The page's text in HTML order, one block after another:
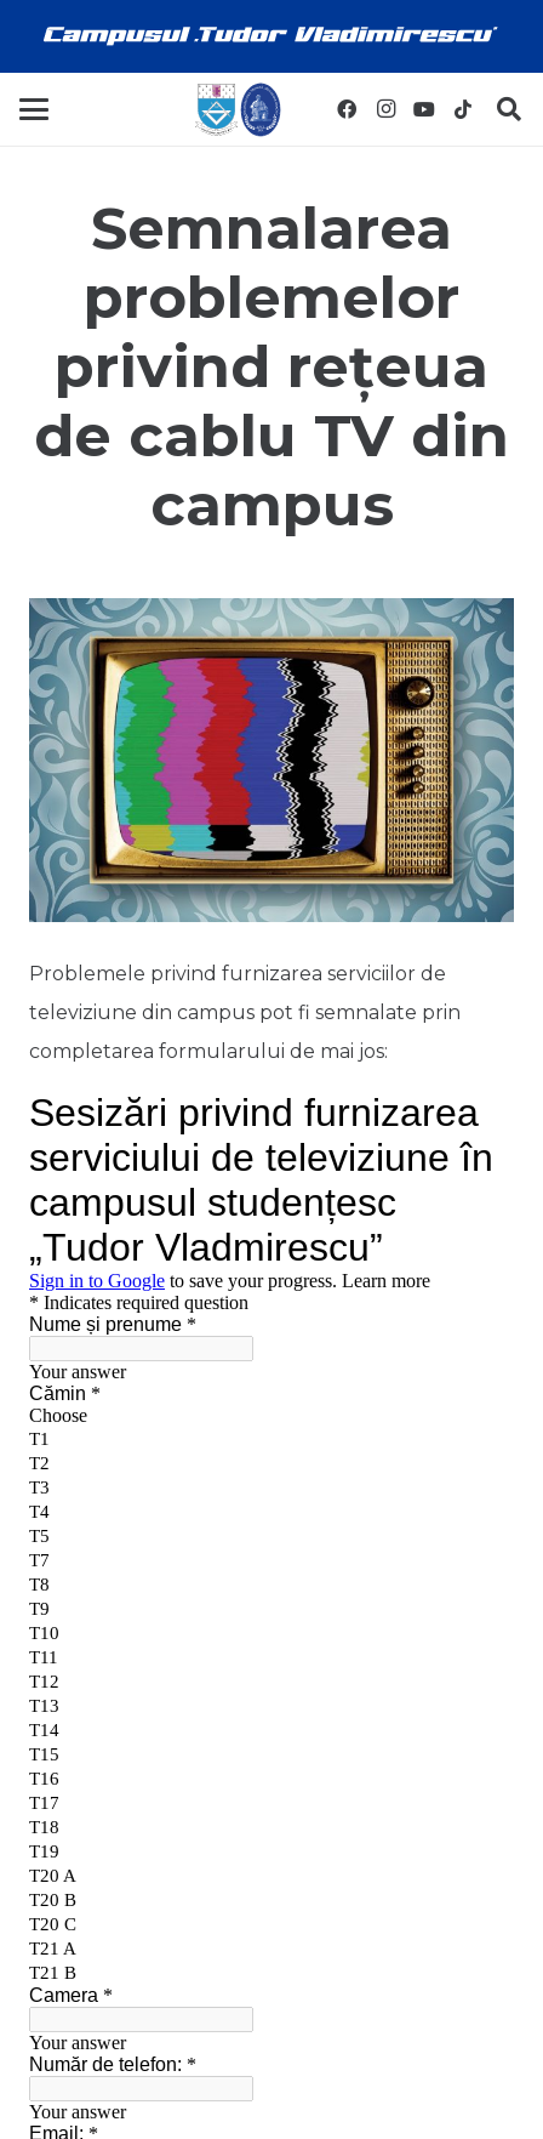
Semnalarea
problemelor
privind rețeua
de cablu TV din
campus
Problemele privind furnizarea serviciilor de
televiziune din campus pot fi semnalate prin
completarea formularului de mai jos: